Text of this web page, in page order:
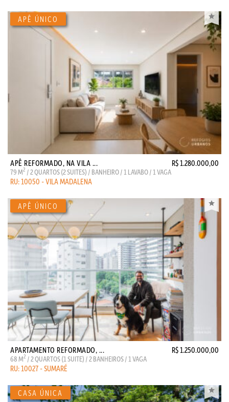
APÊ REFORMADO, NA VILA ... R$ 1.280.000,00
79 M2 / 2 QUARTOS (2 SUITES) / BANHEIRO / 1 LAVABO / 1 VAGA
RU: 10050 - VILA MADALENA
APARTAMENTO REFORMADO, ... R$ 1.250.000,00
68 M2 / 2 QUARTOS (1 SUITE) / 2 BANHEIROS / 1 VAGA
RU: 10027 - SUMARÉ